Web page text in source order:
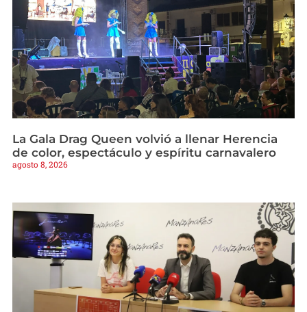
La Gala Drag Queen volvió a llenar Herencia
de color, espectáculo y espíritu carnavalero
agosto 8, 2026